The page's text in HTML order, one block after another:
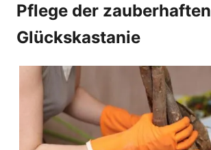
Pflege der zauberhaften
Glückskastanie